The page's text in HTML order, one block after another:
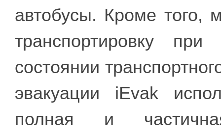
автобусы. Кроме того,
транспортировку
состоянии
эвакуации iEvak
полная и